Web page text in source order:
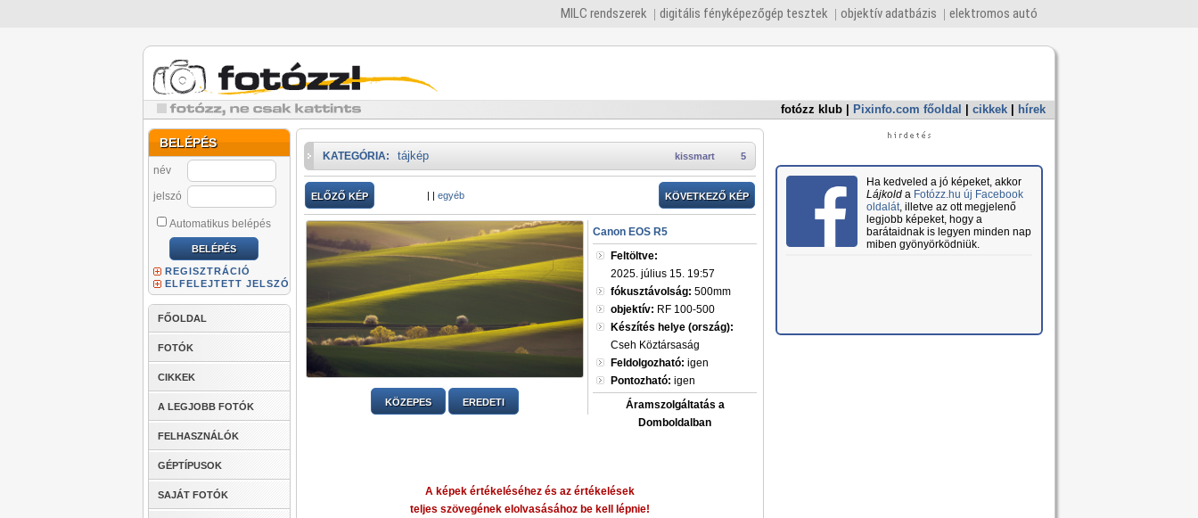
MILC rendszerek digitális fényképezőgép tesztek objektív adatbázis elektromos autó
fotózz klub Pixinfo.com főoldal cikkek hírek
BELÉPÉS
név
jelszó
Automatikus belépés
REGISZTRÁCIÓ
ELFELEJTETT JELSZÓ
FŐOLDAL
FOTÓK
CIKKEK
A LEGJOBB FOTÓK
FELHASZNÁLÓK
GÉPTÍPUSOK
SAJÁT FOTÓK
5
kissmart
KATEGÓRIA: tájkép
ELŐZŐ KÉP | | egyéb KÖVETKEZŐ KÉP
KÖZEPES EREDETI
Canon EOS R5
Feltöltve:
2025. július 15. 19:57
fókusztávolság: 500mm
objektív: RF 100-500
Készítés helye (ország):
Cseh Köztársaság
Feldolgozható: igen
Pontozható: igen
Áramszolgáltatás a
Domboldalban
A képek értékeléséhez és az értékelések
teljes szövegének elolvasásához be kell lépnie!
Ha kedveled a jó képeket, akkor
Lájkolda Fotózz.hu új Facebook
oldalát, illetve az ott megjelenő
legjobb képeket, hogy a
barátaidnak is legyen minden nap
miben gyönyörködniük.